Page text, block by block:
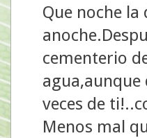
Que noche
cementerio
agua,aunque
veces de
Menos mal